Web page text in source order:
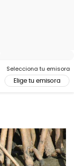
Selecciona tu emisora
Elige tu emisora